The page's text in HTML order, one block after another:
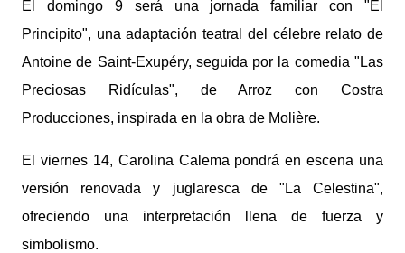
El domingo 9 será una jornada familiar con "El
Principito", una adaptación teatral del célebre relato de
Antoine de Saint-Exupéry, seguida por la comedia "Las
Preciosas Ridículas", de Arroz con Costra
Producciones, inspirada en la obra de Molière.
El viernes 14, Carolina Calema pondrá en escena una
versión renovada y juglaresca de "La Celestina",
ofreciendo una interpretación llena de fuerza y
simbolismo.